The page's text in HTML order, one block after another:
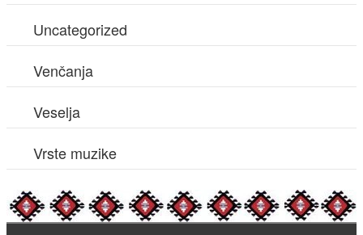
Uncategorized
Venčanja
Veselja
Vrste muzike